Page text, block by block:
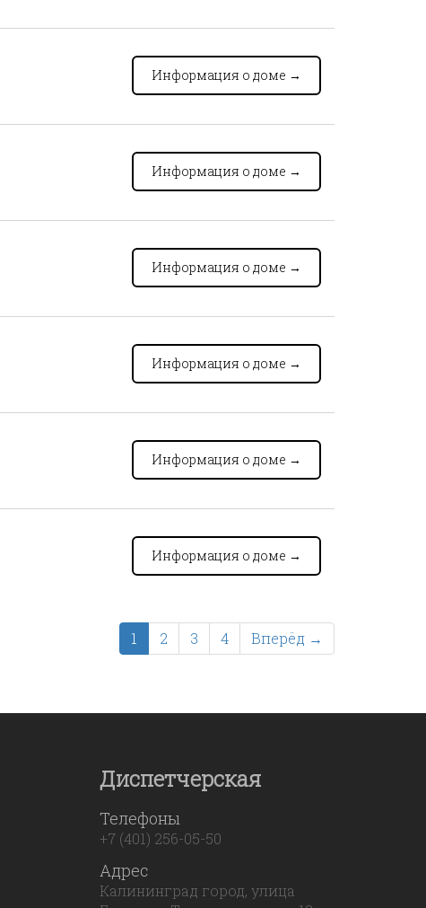
Информация о доме →
Информация о доме →
Информация о доме →
Информация о доме →
Информация о доме →
Информация о доме →
1 2 3 4 Вперёд →
Диспетчерская
Телефоны
+7 (401) 256-05-50
Адрес
Калининград город, улица